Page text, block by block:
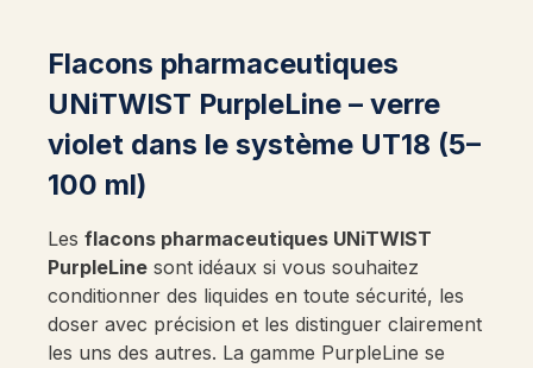
Flacons pharmaceutiques
UNiTWIST PurpleLine – verre
violet dans le système UT18 (5–
100 ml)
Les flacons pharmaceutiques UNiTWIST
PurpleLine sont idéaux si vous souhaitez
conditionner des liquides en toute sécurité, les
doser avec précision et les distinguer clairement
les uns des autres. La gamme PurpleLine se